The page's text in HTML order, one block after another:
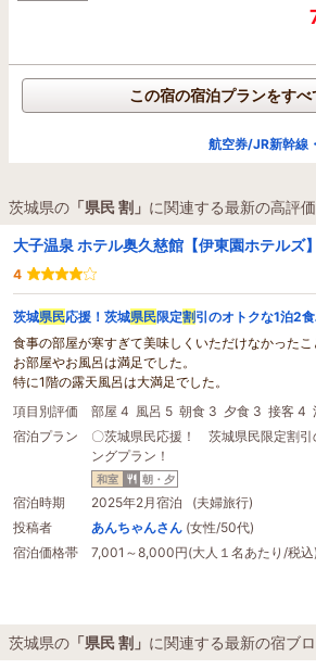
この宿の宿泊プランをすべ
航空券/JR新幹線
茨城県の 「県民 割」 に関連する最新の高評
大子温泉 ホテル奥久慈館【伊東園ホテルズ】
4
茨城県民応援！茨城県民限定割引のオトクな1泊2
食事の部屋が寒すぎて美味しくいただけなかったこ
お部屋やお風呂は満足でした。
特に1階の露天風呂は大満足でした。
項目別評価
部屋 4 風呂 5 朝食 3 夕食 3 接客 4
宿泊プラン
〇茨城県民応援！ 茨城県民限定割引
ングプラン！
和室 朝・夕
宿泊時期
2025年2月宿泊 (夫婦旅行)
投稿者
あんちゃんさん (女性/50代)
宿泊価格帯
7,001～8,000円(大人１名あたり/税込)
茨城県の 「県民 割」 に関連する最新の宿ブ